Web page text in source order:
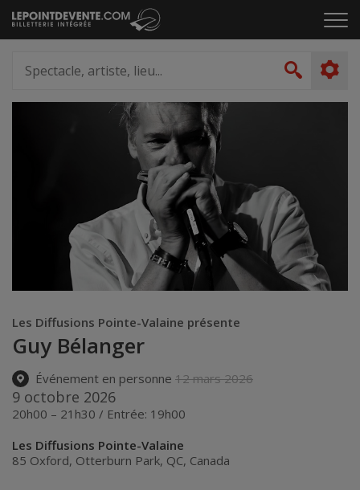
Passer
au
le
artiste,
lieu...
Les Diffusions Pointe-Valaine présente
Guy Bélanger
Événement en personne 12 mars 2026
9 octobre 2026
20h00 – 21h30 / Entrée: 19h00
Les Diffusions Pointe-Valaine
85 Oxford, Otterburn Park, QC, Canada